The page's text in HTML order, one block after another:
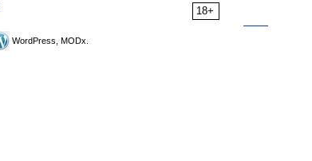
18+
WordPress, MODx.